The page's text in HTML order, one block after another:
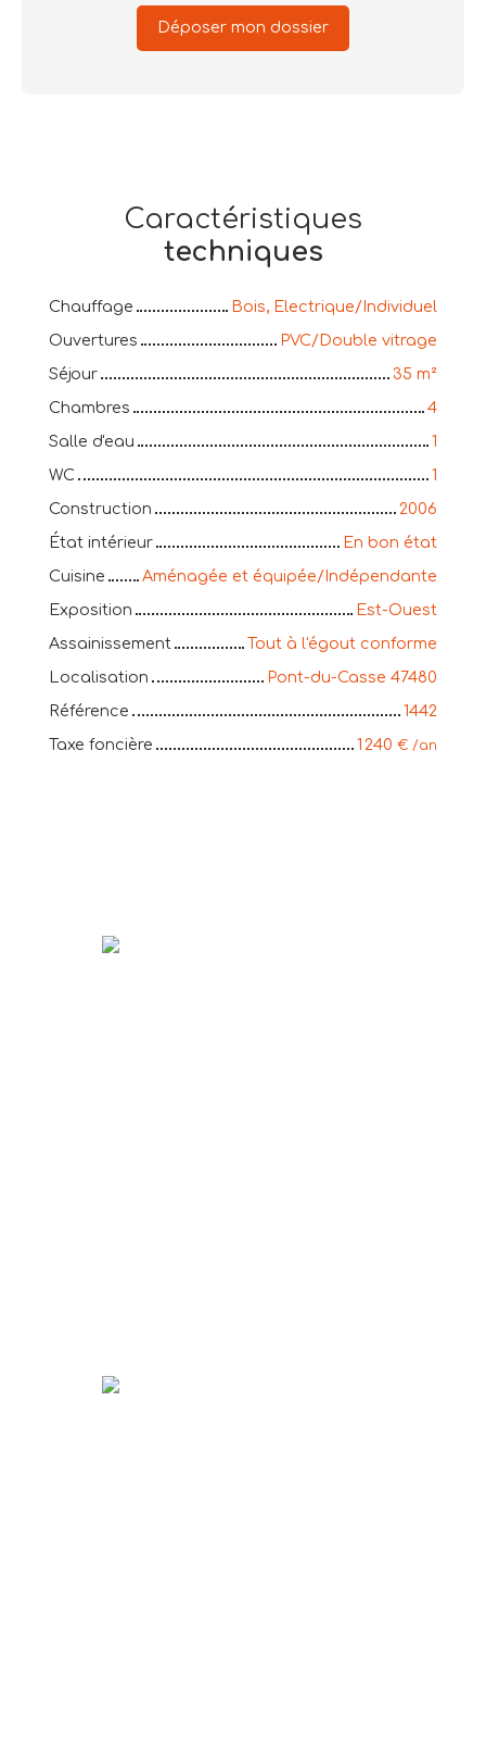
Déposer mon dossier
Caractéristiques
techniques
Chauffage
Bois, Electrique/Individuel
Ouvertures
PVC/Double vitrage
Séjour
35 m²
Chambres
4
Salle d'eau
1
WC
1
Construction
2006
État intérieur
En bon état
Cuisine
Aménagée et équipée/Indépendante
Exposition
Est-Ouest
Assainissement
Tout à l'égout conforme
Localisation
Pont-du-Casse 47480
Référence
1442
Taxe foncière
1 240 € /an